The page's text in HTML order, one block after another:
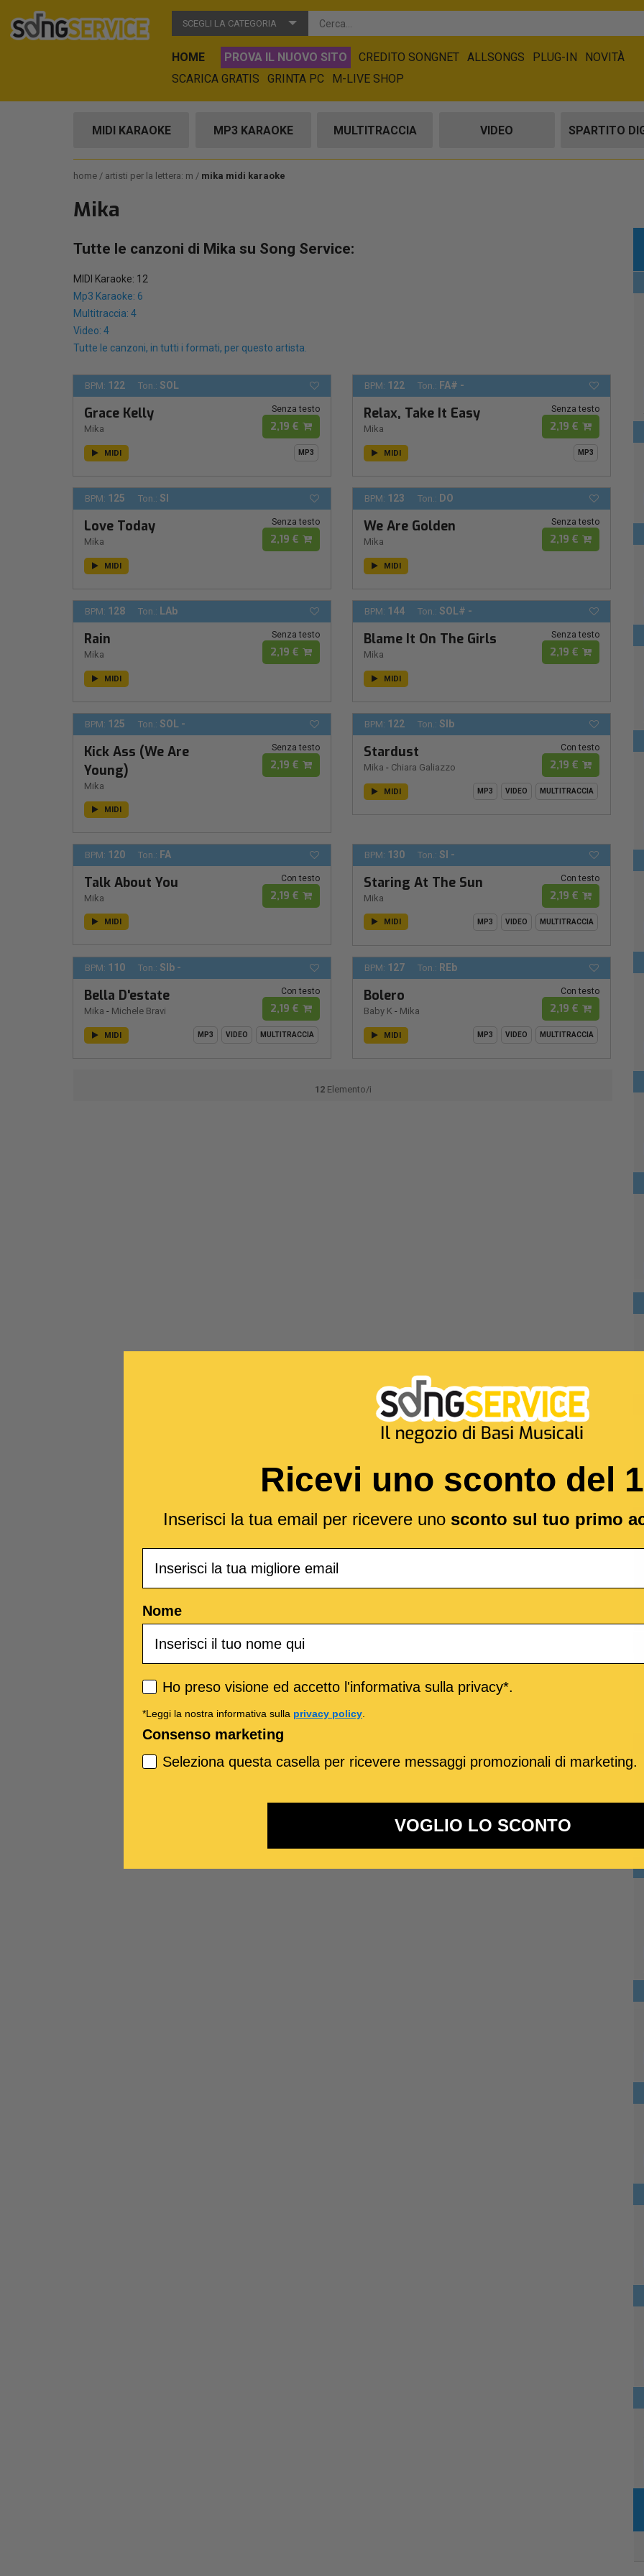
SCEGLI LA CATEGORIA
HOME PROVA IL NUOVO SITO CREDITO SONGNET ALLSONGS PLUG-IN
NOVITÀ
SCARICA GRATIS
GRINTA PC M-LIVE SHOP
MIDI KARAOKE MP3 KARAOKE MULTITRACCIA VIDEO SPARTITO
home artisti per la lettera: m mika midi karaoke
Mika
Tutte le canzoni di Mika su Song Service:
MIDI Karaoke: 12
Mp3 Karaoke: 6
Multitraccia: 4
Video: 4
Tutte le canzoni, in tutti i formati, per questo artista.
BPM: 122 Ton.: SOL
Grace Kelly
Mika
Senza testo
2,19 €
MIDI MP3
BPM: 122 Ton.: FA# -
Relax, Take It Easy
Mika
Senza testo
2,19 €
MIDI MP3
BPM: 125 Ton.: SI
Love Today
Mika
Senza testo
2,19 €
MIDI
BPM: 123 Ton.: DO
We Are Golden
Mika
Senza testo
2,19 €
MIDI
BPM: 128 Ton.: LAb
Rain
Mika
Senza testo
2,19 €
MIDI
BPM: 144 Ton.: SOL# -
Blame It On The Girls
Mika
Senza testo
2,19 €
MIDI
BPM: 125 Ton.: SOL -
Kick Ass (We Are
Young)
Mika
Senza testo
2,19 €
MIDI
BPM: 122 Ton.: SIb
Stardust
Mika - Chiara Galiazzo
Con testo
2,19 €
MIDI MP3 VIDEO MULTITRACCIA
BPM: 120 Ton.: FA
Talk About You
Mika
Con testo
2,19 €
MIDI
BPM: 130 Ton.: SI -
Staring At The Sun
Mika
Con testo
2,19 €
MIDI MP3 VIDEO MULTITRACCIA
BPM: 110 Ton.: SIb -
Bella D'estate
Mika - Michele Bravi
Con testo
2,19 €
MIDI MP3 VIDEO MULTITRACCIA
BPM: 127 Ton.: REb
Bolero
Baby K - Mika
Con testo
2,19 €
MIDI MP3 VIDEO MULTITRACCIA
12Elemento/i
Ricevi uno sconto del
Inserisci la tua email per ricevere uno sconto sul tuo primo
Nome
Privacy policy
Ho preso visione ed accetto l'informativa sulla privacy*.
*Leggi la nostra informativa sulla privacy policy.
Consenso marketing
Seleziona questa casella per ricevere messaggi promozionali di marketing.
VOGLIO LO SCONTO